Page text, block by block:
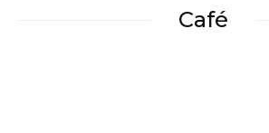
Café